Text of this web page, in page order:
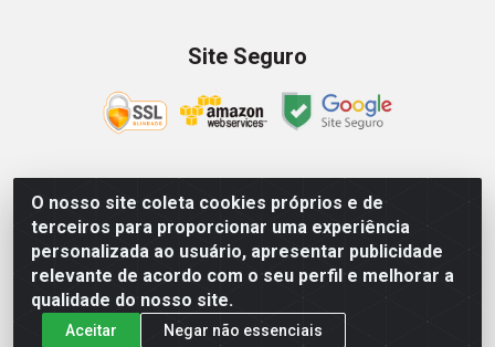
O nosso site coleta cookies próprios e de
terceiros para proporcionar uma experiência
personalizada ao usuário, apresentar publicidade
relevante de acordo com o seu perfil e melhorar a
qualidade do nosso site.
Aceitar Negar não essenciais
Site Seguro
Zein Importação e Comércio LTDA - Av. Senador
Queiróz, 274 - 12º e 13º andar - Centro, São Paulo/SP –
CNPJ 09.023.754/0006-46